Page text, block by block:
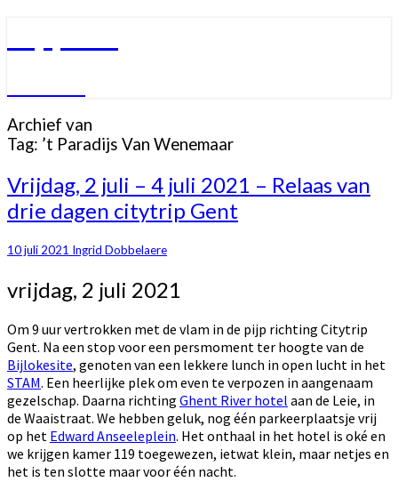
Archief van
Tag: ’t Paradijs Van Wenemaar
Vrijdag,
2
juli
4
2021
Relaas
van
drie
dagen
citytrip
Gent
Vrijdag, 2 juli – 4 juli 2021 – Relaas van
drie dagen citytrip Gent
10 juli 2021 Ingrid Dobbelaere
vrijdag, 2 juli 2021
Om 9 uur vertrokken met de vlam in de pijp richting Citytrip
Gent. Na een stop voor een persmoment ter hoogte van de
Bijlokesite, genoten van een lekkere lunch in open lucht in het
STAM. Een heerlijke plek om even te verpozen in aangenaam
gezelschap. Daarna richting Ghent River hotel aan de Leie, in
de Waaistraat. We hebben geluk, nog één parkeerplaatsje vrij
op het Edward Anseeleplein. Het onthaal in het hotel is oké en
we krijgen kamer 119 toegewezen, ietwat klein, maar netjes en
het is ten slotte maar voor één nacht.